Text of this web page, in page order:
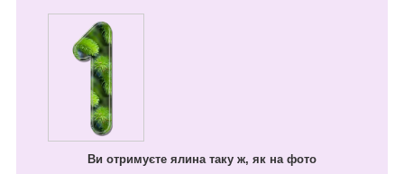
Ви отримуєте ялина таку ж, як на фото